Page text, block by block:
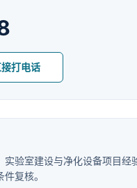
打电话
验室建设与净化设备项目
复核。